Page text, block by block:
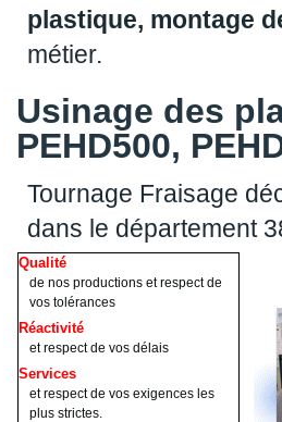
plastique, montage
métier.
Usinage des
PEHD500,
Tournage Fraisage
dans le département
Qualité
de nos productions et respect de
vos tolérances
Réactivité
et respect de vos délais
Services
et respect de vos exigences les
plus strictes.